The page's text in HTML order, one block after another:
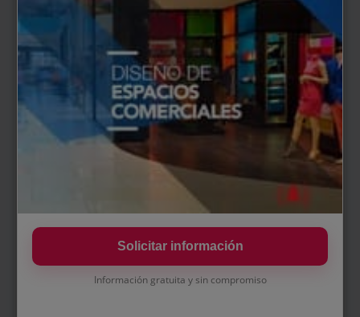
cambios en los comportamientos sociales; por
ejemplo, el empuje de los emprendedores y el
teletrabajo, cada vez más presente debido al escenario
post covid-19, han disparado lademanda de
muebles comercialeso de oficina destinados al
ámbito del hogar. Esto ha generado una cierta
tendencia al alza de la demanda de mobiliario
multiambiente, versátil o multifuncional, que sirva
para todo. Por si fuera poco, el ecommerce o ventas
online y el incremento en las exportaciones terminan
panorama muy positivo
para la
Diseñadora de Mobiliario Comercial dentro de una
fábrica o gran empresa del sector.
Solicitar información
Información gratuita y sin compromiso